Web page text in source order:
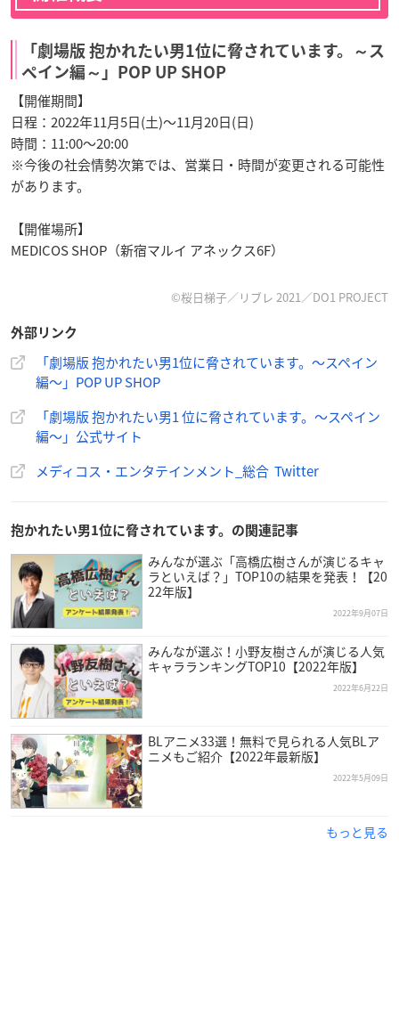
「劇場版 抱かれたい男1位に脅されています。～ス
ペイン編～」POP UP SHOP
【開催期間】
日程：2022年11月5日(土)～11月20日(日)
時間：11:00～20:00
※今後の社会情勢次第では、営業日・時間が変更される可能性
があります。
【開催場所】
MEDICOS SHOP（新宿マルイ アネックス6F）
©桜日梯子／リブレ 2021／DO1 PROJECT
外部リンク
「劇場版 抱かれたい男1位に脅されています。～スペイン
編～」POP UP SHOP
「劇場版 抱かれたい男1 位に脅されています。～スペイン
編～」公式サイト
メディコス・エンタテインメント_総合 Twitter
抱かれたい男1位に脅されています。の関連記事
みんなが選ぶ「高橋広樹さんが演じるキャ
ラといえば？」TOP10の結果を発表！【20
22年版】
2022年9月07日
みんなが選ぶ！小野友樹さんが演じる人気
キャラランキングTOP10【2022年版】
2022年6月22日
BLアニメ33選！無料で見られる人気BLア
ニメもご紹介【2022年最新版】
2022年5月09日
もっと見る